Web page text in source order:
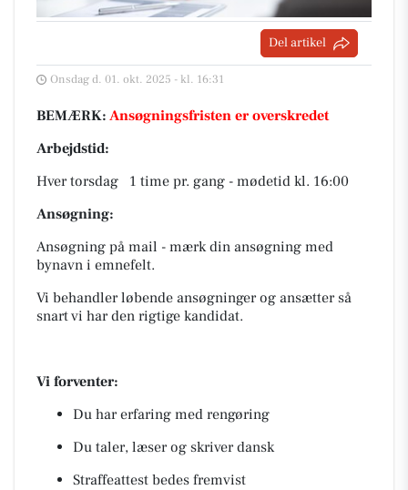
Del artikel
Onsdag d. 01. okt. 2025 - kl. 16:31
BEMÆRK: Ansøgningsfristen er overskredet
Arbejdstid:
Hver torsdag 1 time pr. gang - mødetid kl. 16:00
Ansøgning:
Ansøgning på mail - mærk din ansøgning med
bynavn i emnefelt.
Vi behandler løbende ansøgninger og ansætter så
snart vi har den rigtige kandidat.
Vi forventer:
Du har erfaring med rengøring
Du taler, læser og skriver dansk
Straffeattest bedes fremvist